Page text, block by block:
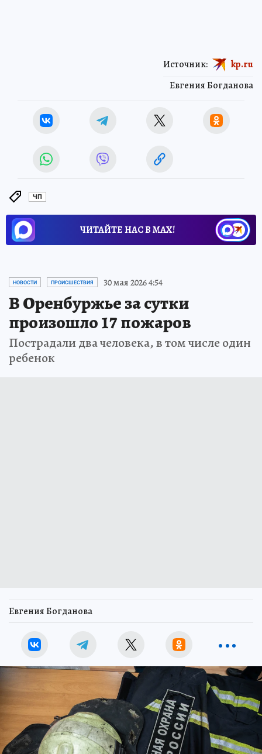
Евгения Богданова
Источник: kp.ru
ЧП
ЧИТАЙТЕ НАС В МАХ!
НОВОСТИ ПРОИСШЕСТВИЯ 30 мая 2026 4:54
В Оренбуржье за сутки
произошло 17 пожаров
Пострадали два человека, в том числе один
ребенок
Евгения Богданова